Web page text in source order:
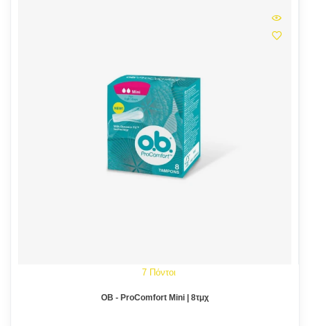
7 Πόντοι
OB - ProComfort Mini | 8τμχ